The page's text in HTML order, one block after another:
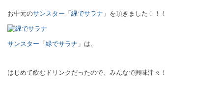
お中元のサンスター 「 緑でサラナ 」を頂きました！！！
サンスター 「 緑でサラナ 」は、
はじめて飲むドリンクだったので、みんなで興味津々！